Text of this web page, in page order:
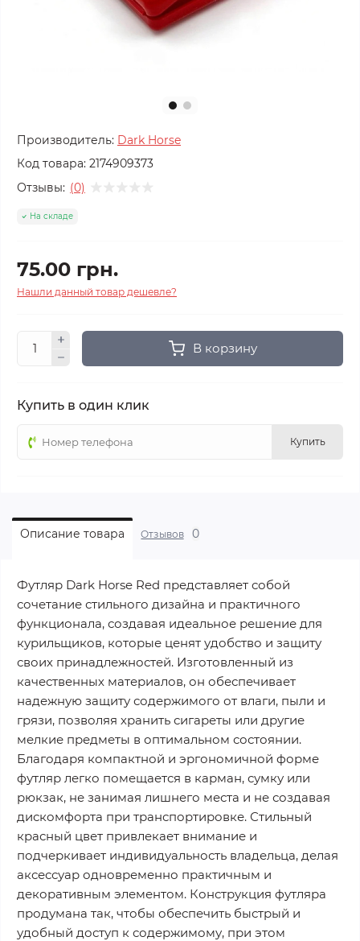
Производитель: Dark Horse
Код товара: 2174909373
Отзывы: (0)
На складе
75.00 грн.
Нашли данный товар дешевле?
В корзину
Купить в один клик
Купить
Описание товара Отзывов 0
Футляр Dark Horse Red представляет собой
сочетание стильного дизайна и практичного
функционала, создавая идеальное решение для
курильщиков, которые ценят удобство и защиту
своих принадлежностей. Изготовленный из
качественных материалов, он обеспечивает
надежную защиту содержимого от влаги, пыли и
грязи, позволяя хранить сигареты или другие
мелкие предметы в оптимальном состоянии.
Благодаря компактной и эргономичной форме
футляр легко помещается в карман, сумку или
рюкзак, не занимая лишнего места и не создавая
дискомфорта при транспортировке. Стильный
красный цвет привлекает внимание и
подчеркивает индивидуальность владельца, делая
аксессуар одновременно практичным и
декоративным элементом. Конструкция футляра
продумана так, чтобы обеспечить быстрый и
удобный доступ к содержимому, при этом